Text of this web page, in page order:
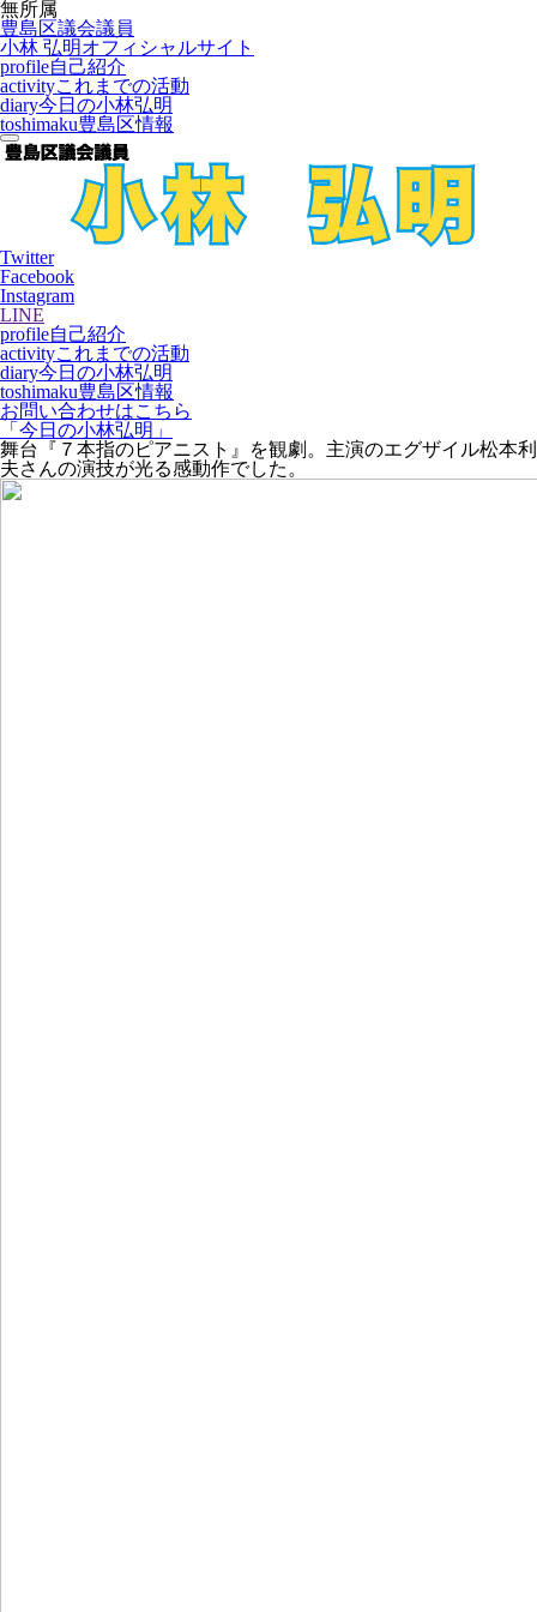
無所属
豊島区議会議員
小林 弘明オフィシャルサイト
profile自己紹介
activityこれまでの活動
diary今日の小林弘明
toshimaku豊島区情報
Twitter
Facebook
Instagram
LINE
profile自己紹介
activityこれまでの活動
diary今日の小林弘明
toshimaku豊島区情報
お問い合わせはこちら
「今日の小林弘明」
舞台『７本指のピアニスト』を観劇。主演のエグザイル松本利
夫さんの演技が光る感動作でした。